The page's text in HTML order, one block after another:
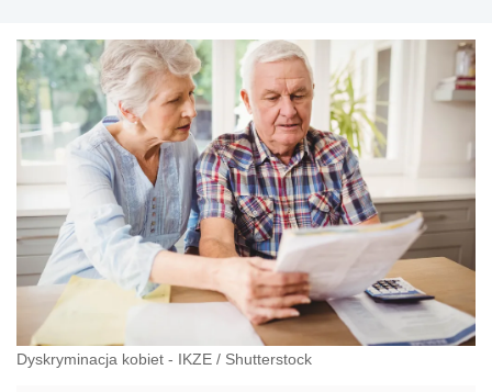
administracyjnoprawnych aspektach związanych z
pracą i pomocą socjalną.
Dyskryminacja kobiet - IKZE / Shutterstock